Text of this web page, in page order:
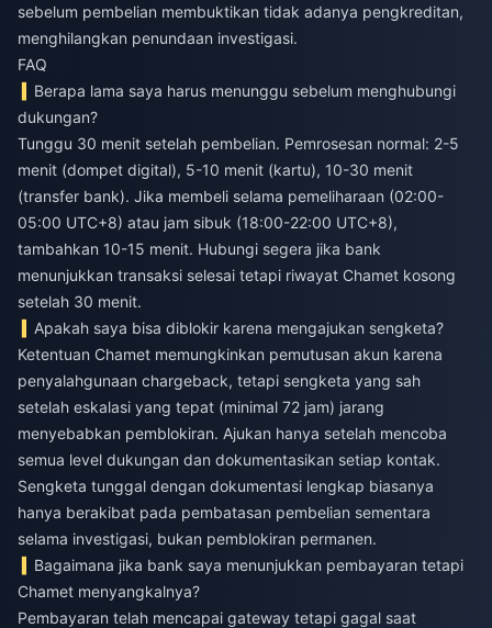
sebelum pembelian membuktikan tidak adanya pengkreditan,
menghilangkan penundaan investigasi.
FAQ
Berapa lama saya harus menunggu sebelum menghubungi
dukungan?
Tunggu 30 menit setelah pembelian. Pemrosesan normal: 2-5
menit (dompet digital), 5-10 menit (kartu), 10-30 menit
(transfer bank). Jika membeli selama pemeliharaan (02:00-
05:00 UTC+8) atau jam sibuk (18:00-22:00 UTC+8),
tambahkan 10-15 menit. Hubungi segera jika bank
menunjukkan transaksi selesai tetapi riwayat Chamet kosong
setelah 30 menit.
Apakah saya bisa diblokir karena mengajukan sengketa?
Ketentuan Chamet memungkinkan pemutusan akun karena
penyalahgunaan chargeback, tetapi sengketa yang sah
setelah eskalasi yang tepat (minimal 72 jam) jarang
menyebabkan pemblokiran. Ajukan hanya setelah mencoba
semua level dukungan dan dokumentasikan setiap kontak.
Sengketa tunggal dengan dokumentasi lengkap biasanya
hanya berakibat pada pembatasan pembelian sementara
selama investigasi, bukan pemblokiran permanen.
Bagaimana jika bank saya menunjukkan pembayaran tetapi
Chamet menyangkalnya?
Pembayaran telah mencapai gateway tetapi gagal saat